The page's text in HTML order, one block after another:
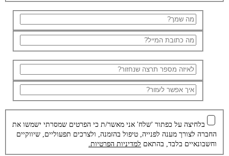
בלחיצה על כפתור 'שלח' אני מאשר/ת כי הפרטים שמסרתי ישמשו את
החברה לצורך מענה לפנייה, טיפול בהזמנה, ולצרכים תפעוליים, שיווקיים
וחשבונאיים בלבד, בהתאם למדיניות הפרטיות.